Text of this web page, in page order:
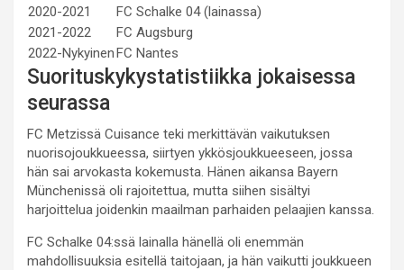
2020-2021
FC Schalke 04 (lainassa)
2021-2022
FC Augsburg
2022-NykyinenFC Nantes
Suorituskykystatistiikka jokaisessa
seurassa
FC Metzissä Cuisance teki merkittävän vaikutuksen
nuorisojoukkueessa, siirtyen ykkösjoukkueeseen, jossa
hän sai arvokasta kokemusta. Hänen aikansa Bayern
Münchenissä oli rajoitettua, mutta siihen sisältyi
harjoittelua joidenkin maailman parhaiden pelaajien kanssa.
FC Schalke 04:ssä lainalla hänellä oli enemmän
mahdollisuuksia esitellä taitojaan, ja hän vaikutti joukkueen